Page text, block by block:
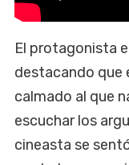
El protagonista
destacando que
calmado al que
escuchar los
cineasta se